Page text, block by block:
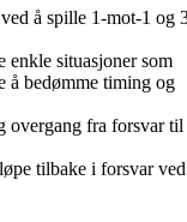
å spille 1-mot-1 og
enkle situasjoner som
å bedømme timing og
overgang fra forsvar til
tilbake i forsvar ved